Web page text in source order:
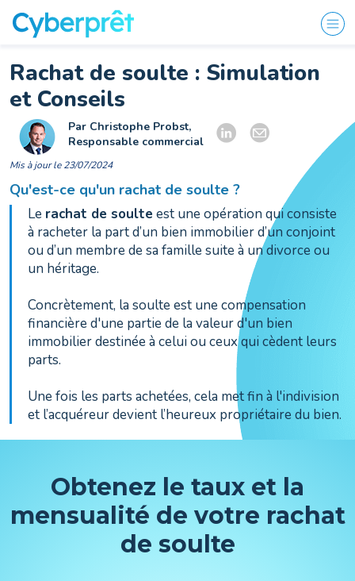
Rachat de soulte : Simulation
et Conseils
Par Christophe Probst,
Responsable commercial
Mis à jour le 23/07/2024
Qu'est-ce qu'un rachat de soulte ?
Le rachat de soulte est une opération qui consiste
à racheter la part d’un bien immobilier d’un conjoint
ou d’un membre de sa famille suite à un divorce ou
un héritage.
Concrètement, la soulte est une compensation
financière d'une partie de la valeur d'un bien
immobilier destinée à celui ou ceux qui cèdent leurs
parts.
Une fois les parts achetées, cela met fin à l'indivision
et l’acquéreur devient l’heureux propriétaire du bien.
Obtenez le taux et la
mensualité de votre rachat
de soulte